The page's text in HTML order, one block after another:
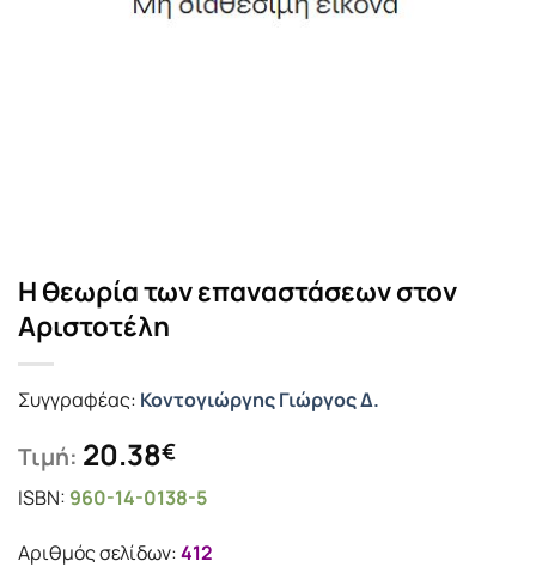
Η θεωρία των επαναστάσεων στον
Αριστοτέλη
Συγγραφέας: Κοντογιώργης Γιώργος Δ.
Τιμή: 20.38€
ISBN: 960-14-0138-5
Αριθμός σελίδων:412